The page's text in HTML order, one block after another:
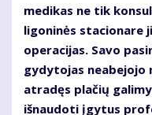
medikas ne tik
ligoninės stacionare
operacijas. Savo
gydytojas neabejojo
atradęs plačių
išnaudoti įgytus